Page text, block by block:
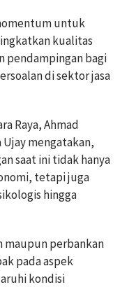
untuk
kualitas
pendampingan bagi
di sektor jasa
Raya, Ahmad
Ujay mengatakan,
saat ini tidak hanya
tetapi juga
hingga
maupun perbankan
pada aspek
kondisi